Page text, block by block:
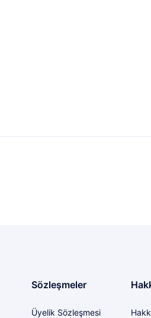
Sözleşmeler
Üyelik Sözleşmesi